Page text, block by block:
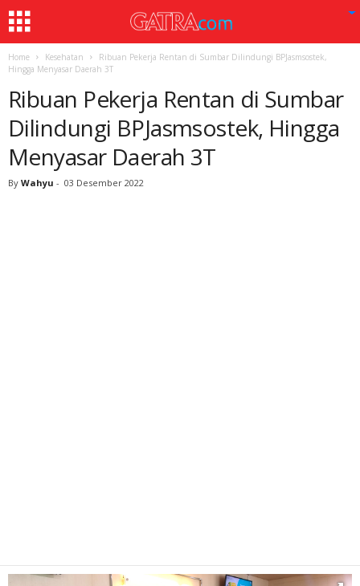
Home Kesehatan
Ribuan Pekerja Rentan di Sumbar Dilindungi BPJasmsostek,
Hingga Menyasar Daerah 3T
Ribuan Pekerja Rentan di Sumbar
Dilindungi BPJasmsostek, Hingga
Menyasar Daerah 3T
By Wahyu - 03 Desember 2022